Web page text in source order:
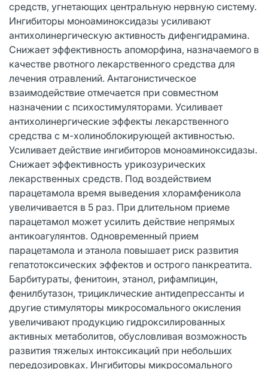
средств, угнетающих центральную нервную систему.
Ингибиторы моноаминоксидазы усиливают
антихолинергическую активность дифенгидрамина.
Снижает эффективность апоморфина, назначаемого в
качестве рвотного лекарственного средства для
лечения отравлений. Антагонистическое
взаимодействие отмечается при совместном
назначении с психостимуляторами. Усиливает
антихолинергические эффекты лекарственного
средства с м-холиноблокирующей активностью.
Усиливает действие ингибиторов моноаминоксидазы.
Снижает эффективность урикозурических
лекарственных средств. Под воздействием
парацетамола время выведения хлорамфеникола
увеличивается в 5 раз. При длительном приеме
парацетамол может усилить действие непрямых
антикоагулянтов. Одновременный прием
парацетамола и этанола повышает риск развития
гепатотоксических эффектов и острого панкреатита.
Барбитураты, фенитоин, этанол, рифампицин,
фенилбутазон, трициклические антидепрессанты и
другие стимуляторы микросомального окисления
увеличивают продукцию гидроксилированных
активных метаболитов, обусловливая возможность
развития тяжелых интоксикаций при небольших
передозировках. Ингибиторы микросомального